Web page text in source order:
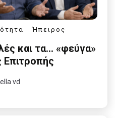
Ήπειρος
και τα… «φεύγα»
Επιτροπής
vd